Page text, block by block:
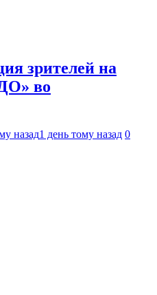
зрителей на
во
назад1 день тому назад 0